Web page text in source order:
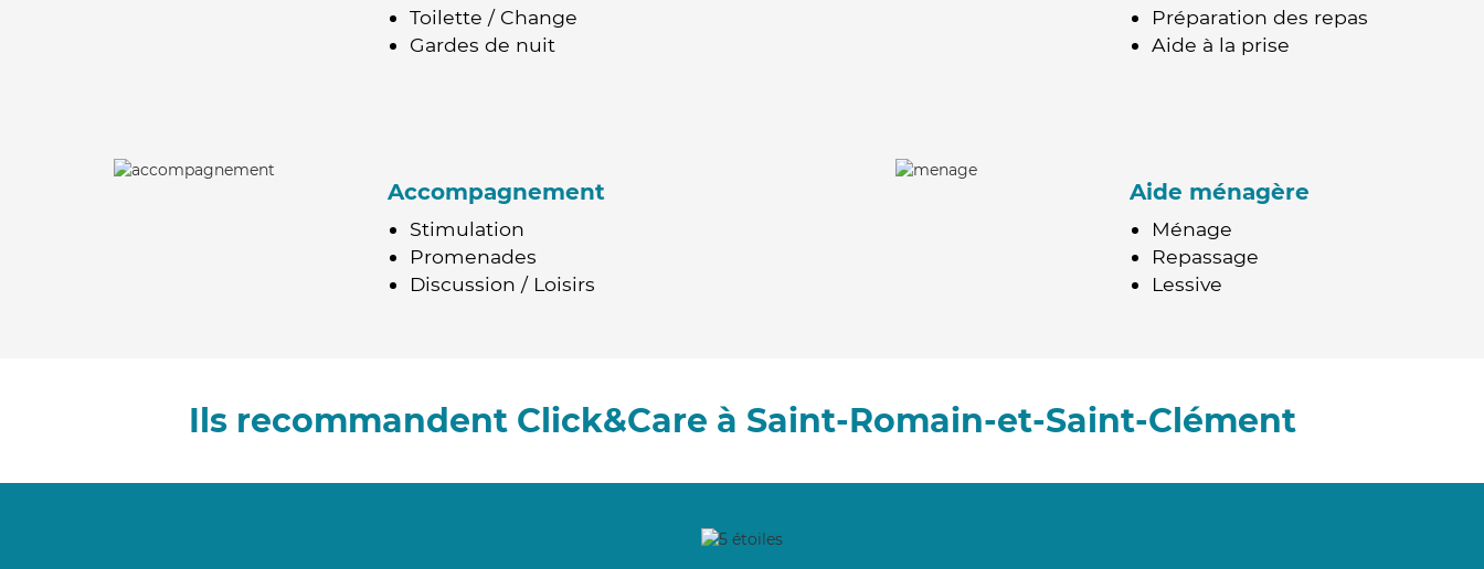
Toilette / Change
Gardes de nuit
Préparation des repas
Aide à la prise
Accompagnement
Stimulation
Promenades
Discussion / Loisirs
Aide ménagère
Ménage
Repassage
Lessive
Ils recommandent Click&Care à Saint-Romain-et-Saint-Clément